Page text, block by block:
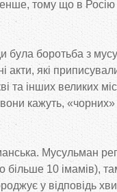
тому що в Росію
була боротьба з
акти, які
та інших великих
кажуть,
Мусульман
більше 10 імамів),
у відповідь